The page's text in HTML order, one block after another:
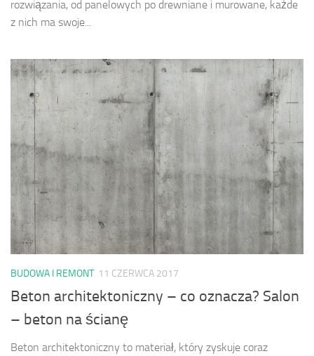
rozwiązania, od panelowych po drewniane i murowane, każde
z nich ma swoje...
BUDOWA I REMONT 11 CZERWCA 2017
Beton architektoniczny – co oznacza? Salon
– beton na ścianę
Beton architektoniczny to materiał, który zyskuje coraz